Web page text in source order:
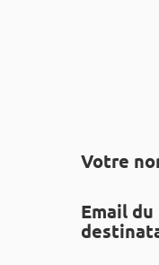
Votre
Email du